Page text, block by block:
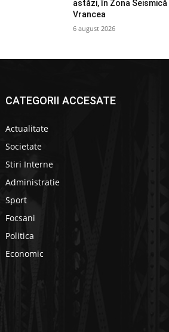
astăzi, în Zona Seismică
Vrancea
6 august 2026
CATEGORII ACCESATE
Actualitate
Societate
Stiri Interne
Administratie
Sport
Focsani
Politica
Economic